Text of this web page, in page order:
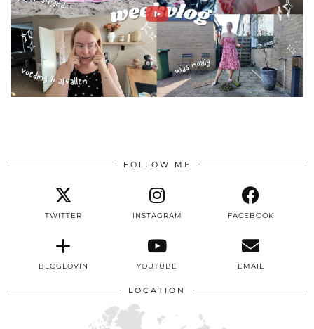
FOLLOW ME
TWITTER INSTAGRAM FACEBOOK
BLOGLOVIN YOUTUBE EMAIL
LOCATION